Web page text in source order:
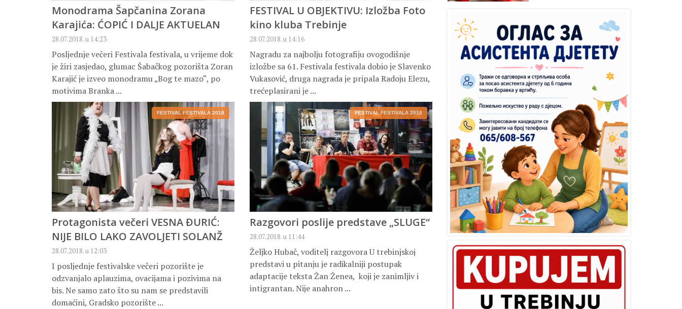
Monodrama Šapčanina Zorana
Karajića: ĆOPIĆ I DALJE AKTUELAN
28.07.2018. u 14:23
Posljednje večeri Festivala festivala, u vrijeme dok
je žiri zasjedao, glumac Šabačkog pozorišta Zoran
Karajić je izveo monodramu „Bog te mazo“, po
motivima Branka ...
FESTIVAL U OBJEKTIVU: Izložba Foto
kino kluba Trebinje
28.07.2018. u 14:16
Nagradu za najbolju fotografiju ovogodišnje
izložbe sa 61. Festivala festivala dobio je Slavenko
Vukasović, druga nagrada je pripala Radoju Elezu,
trećeplasirani je ...
FESTIVAL FESTIVALA 2018
Protagonista večeri VESNA ĐURIĆ:
NIJE BILO LAKO ZAVOLJETI SOLANŽ
28.07.2018. u 12:03
I posljednje festivalske večeri pozorište je
odzvanjalo aplauzima, ovacijama i pozivima na
bis. Ne samo zato što su nam se predstavili
domaćini, Gradsko pozorište ...
FESTIVAL FESTIVALA 2018
Razgovori poslije predstave „SLUGE“
28.07.2018. u 11:44
Željko Hubač, voditelj razgovora U trebinjskoj
predstavi u pitanju je radikalniji postupak
adaptacije teksta Žan Ženea, koji je zanimljiv i
intigrantan. Nije anahron ...